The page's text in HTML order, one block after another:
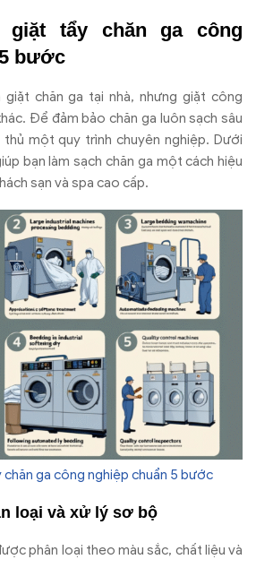
giặt tẩy chăn ga công
bước
giặt chăn ga tại nhà, nhưng giặt công
Để đảm bảo chăn ga luôn sạch sâu
thủ một quy trình chuyên nghiệp. Dưới
úp bạn làm sạch chăn ga một cách hiệu
sạn và spa cao cấp.
ga công nghiệp chuẩn 5 bước
loại và xử lý sơ bộ
ợc phân loại theo màu sắc, chất liệu và